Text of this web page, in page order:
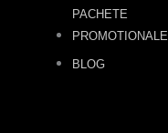
PACHETE
PROMOTIONALE
BLOG